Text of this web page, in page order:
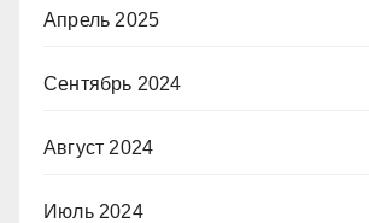
Апрель 2025
Сентябрь 2024
Август 2024
Июль 2024